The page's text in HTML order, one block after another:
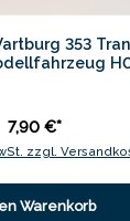
353
7,90 €*
zzgl.
Warenkorb